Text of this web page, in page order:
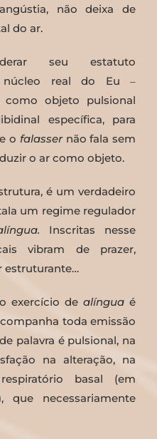
não deixa de
do ar.
seu estatuto
núcleo real do Eu ‒
como objeto pulsional
específica, para
o falasser não fala sem
o ar como objeto.
é um verdadeiro
um regime regulador
Inscritas nesse
vibram de prazer,
estruturante…
exercício dealíngua é
toda emissão
palavra é pulsional, na
na alteração, na
basal (em
necessariamente